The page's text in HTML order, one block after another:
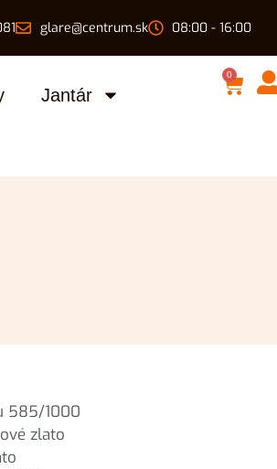
glare@centrum.sk 08:00 - 16:00
Jantár
0
585/1000
zlato